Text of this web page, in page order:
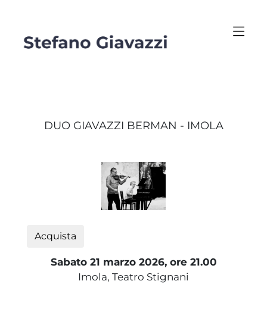
DUO GIAVAZZI BERMAN - IMOLA
Acquista
Sabato 21 marzo 2026, ore 21.00
Imola, Teatro Stignani